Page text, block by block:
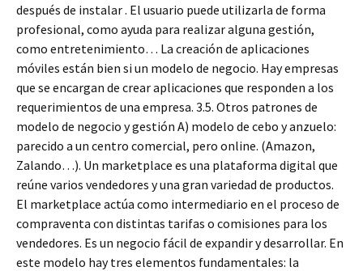
después de instalar . El usuario puede utilizarla de forma
profesional, como ayuda para realizar alguna gestión,
como entretenimiento… La creación de aplicaciones
móviles están bien si un modelo de negocio. Hay empresas
que se encargan de crear aplicaciones que responden a los
requerimientos de una empresa. 3.5. Otros patrones de
modelo de negocio y gestión A) modelo de cebo y anzuelo:
parecido a un centro comercial, pero online. (Amazon,
Zalando…). Un marketplace es una plataforma digital que
reúne varios vendedores y una gran variedad de productos.
El marketplace actúa como intermediario en el proceso de
compraventa con distintas tarifas o comisiones para los
vendedores. Es un negocio fácil de expandir y desarrollar. En
este modelo hay tres elementos fundamentales: la